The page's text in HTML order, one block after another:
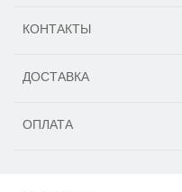
КОНТАКТЫ
ДОСТАВКА
ОПЛАТА